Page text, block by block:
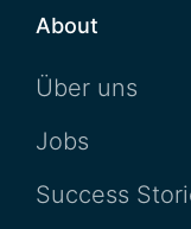
About
Über uns
Jobs
Success